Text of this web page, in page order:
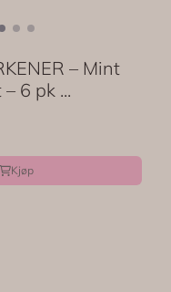
– Mint
6 pk ...
Kjøp